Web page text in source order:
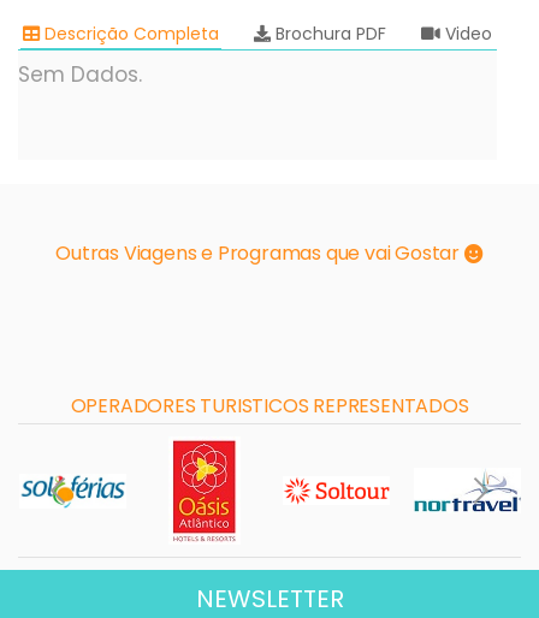
Descrição Completa Brochura PDF Video
Sem Dados.
Outras Viagens e Programas que vai Gostar
OPERADORES TURISTICOS REPRESENTADOS
NEWSLETTER